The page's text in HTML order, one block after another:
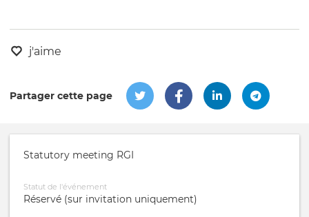
j'aime
Partager cette page
Statutory meeting RGI
Statut de l'événement
Réservé (sur invitation uniquement)